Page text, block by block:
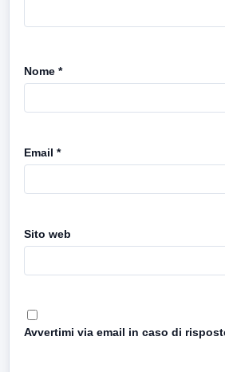
Nome *
Email *
Sito web
Avvertimi via email in caso di